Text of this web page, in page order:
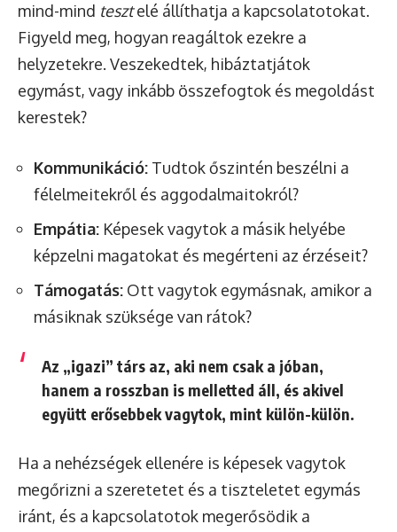
mind-mind tesztelé állíthatja a kapcsolatotokat.
Figyeld meg, hogyan reagáltok ezekre a
helyzetekre. Veszekedtek, hibáztatjátok
egymást, vagy inkább összefogtok és megoldást
kerestek?
Kommunikáció: Tudtok őszintén beszélni a
félelmeitekről és aggodalmaitokról?
Empátia: Képesek vagytok a másik helyébe
képzelni magatokat és megérteni az érzéseit?
Támogatás: Ott vagytok egymásnak, amikor a
másiknak szüksége van rátok?
Az „igazi” társ az, aki nem csak a jóban,
hanem a rosszban is melletted áll, és akivel
együtt erősebbek vagytok, mint külön-külön.
Ha a nehézségek ellenére is képesek vagytok
megőrizni a szeretetet és a tiszteletet egymás
iránt, és a kapcsolatotok megerősödik a